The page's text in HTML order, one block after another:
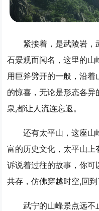
紧接着，是武陵岩
石景观而闻名，这里的
用巨斧劈开的一般，沿
的惊喜，无论是形态各
泉,都让人流连忘返。
还有太平山，这座山
富的历史文化，太平山
诉说着过往的故事，你
共存，仿佛穿越时空,回
武宁的山峰景点远不